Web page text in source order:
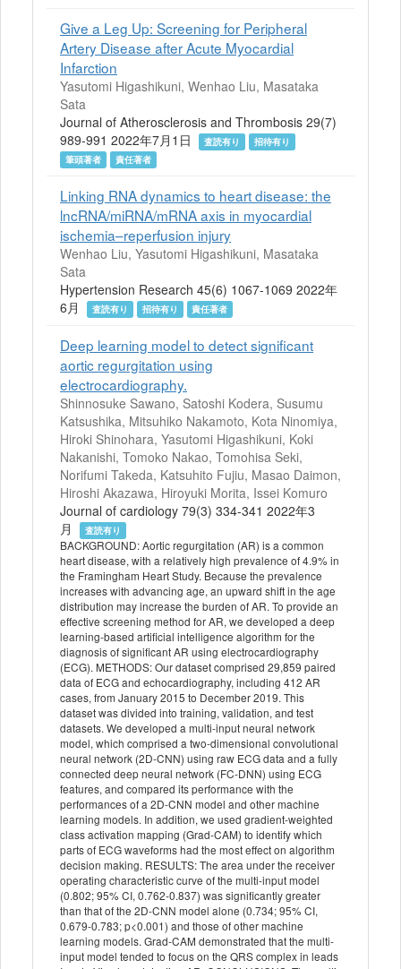
Give a Leg Up: Screening for Peripheral
Artery Disease after Acute Myocardial
Infarction
Yasutomi Higashikuni, Wenhao Liu, Masataka
Sata
Journal of Atherosclerosis and Thrombosis 29(7)
989-991 2022年7月1日
査読有り
招待有り
筆頭著者
責任著者
Linking RNA dynamics to heart disease: the
lncRNA/miRNA/mRNA axis in myocardial
ischemia–reperfusion injury
Wenhao Liu, Yasutomi Higashikuni, Masataka
Sata
Hypertension Research 45(6) 1067-1069 2022年
6月
査読有り 招待有り 責任著者
Deep learning model to detect significant
aortic regurgitation using
electrocardiography.
Shinnosuke Sawano, Satoshi Kodera, Susumu
Katsushika, Mitsuhiko Nakamoto, Kota Ninomiya,
Hiroki Shinohara, Yasutomi Higashikuni, Koki
Nakanishi, Tomoko Nakao, Tomohisa Seki,
Norifumi Takeda, Katsuhito Fujiu, Masao Daimon,
Hiroshi Akazawa, Hiroyuki Morita, Issei Komuro
Journal of cardiology 79(3) 334-341 2022年3
月
査読有り
BACKGROUND: Aortic regurgitation (AR) is a common
heart disease, with a relatively high prevalence of 4.9% in
the Framingham Heart Study. Because the prevalence
increases with advancing age, an upward shift in the age
distribution may increase the burden of AR. To provide an
effective screening method for AR, we developed a deep
learning-based artificial intelligence algorithm for the
diagnosis of significant AR using electrocardiography
(ECG). METHODS: Our dataset comprised 29,859 paired
data of ECG and echocardiography, including 412 AR
cases, from January 2015 to December 2019. This
dataset was divided into training, validation, and test
datasets. We developed a multi-input neural network
model, which comprised a two-dimensional convolutional
neural network (2D-CNN) using raw ECG data and a fully
connected deep neural network (FC-DNN) using ECG
features, and compared its performance with the
performances of a 2D-CNN model and other machine
learning models. In addition, we used gradient-weighted
class activation mapping (Grad-CAM) to identify which
parts of ECG waveforms had the most effect on algorithm
decision making. RESULTS: The area under the receiver
operating characteristic curve of the multi-input model
(0.802; 95% CI, 0.762-0.837) was significantly greater
than that of the 2D-CNN model alone (0.734; 95% CI,
0.679-0.783; p<0.001) and those of other machine
learning models. Grad-CAM demonstrated that the multi-
input model tended to focus on the QRS complex in leads